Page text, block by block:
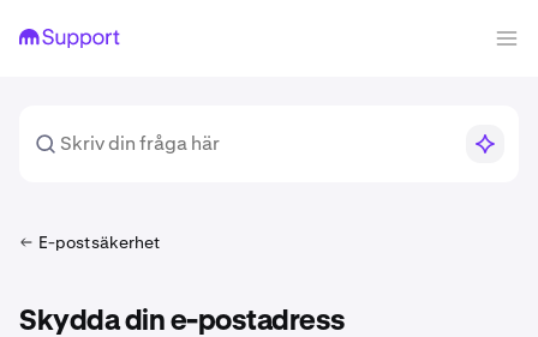
E-postsäkerhet
Skydda din e-postadress